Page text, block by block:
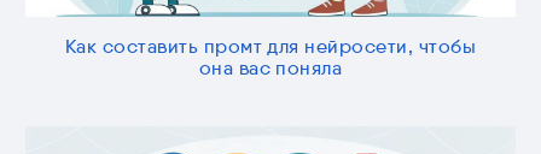
Как составить промт для нейросети, чтобы
она вас поняла